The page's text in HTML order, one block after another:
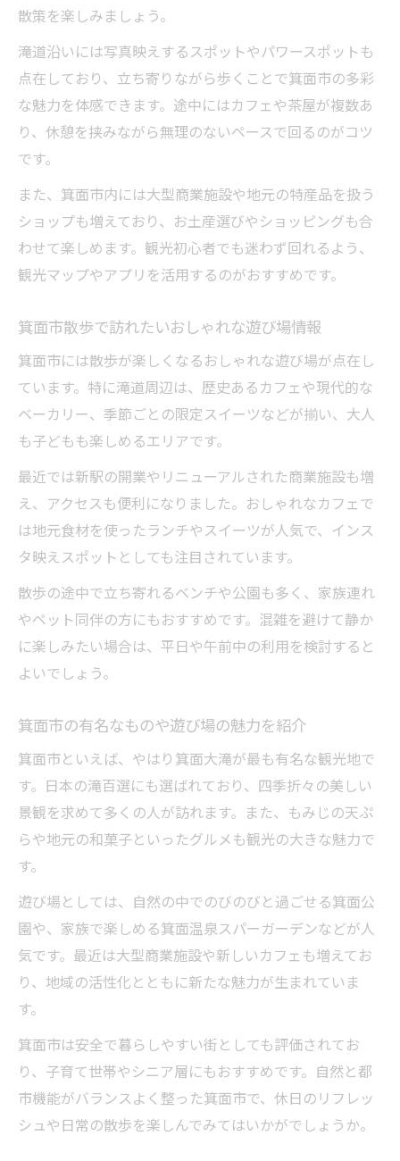
散策を楽しみましょう。
滝道沿いには写真映えするスポットやパワースポットも
点在しており、立ち寄りながら歩くことで箕面市の多彩
な魅力を体感できます。途中にはカフェや茶屋が複数あ
り、休憩を挟みながら無理のないペースで回るのがコツ
です。
また、箕面市内には大型商業施設や地元の特産品を扱う
ショップも増えており、お土産選びやショッピングも合
わせて楽しめます。観光初心者でも迷わず回れるよう、
観光マップやアプリを活用するのがおすすめです。
箕面市散歩で訪れたいおしゃれな遊び場情報
箕面市には散歩が楽しくなるおしゃれな遊び場が点在し
ています。特に滝道周辺は、歴史あるカフェや現代的な
ベーカリー、季節ごとの限定スイーツなどが揃い、大人
も子どもも楽しめるエリアです。
最近では新駅の開業やリニューアルされた商業施設も増
え、アクセスも便利になりました。おしゃれなカフェで
は地元食材を使ったランチやスイーツが人気で、インス
タ映えスポットとしても注目されています。
散歩の途中で立ち寄れるベンチや公園も多く、家族連れ
やペット同伴の方にもおすすめです。混雑を避けて静か
に楽しみたい場合は、平日や午前中の利用を検討すると
よいでしょう。
箕面市の有名なものや遊び場の魅力を紹介
箕面市といえば、やはり箕面大滝が最も有名な観光地で
す。日本の滝百選にも選ばれており、四季折々の美しい
景観を求めて多くの人が訪れます。また、もみじの天ぷ
らや地元の和菓子といったグルメも観光の大きな魅力で
す。
遊び場としては、自然の中でのびのびと過ごせる箕面公
園や、家族で楽しめる箕面温泉スパーガーデンなどが人
気です。最近は大型商業施設や新しいカフェも増えてお
り、地域の活性化とともに新たな魅力が生まれていま
す。
箕面市は安全で暮らしやすい街としても評価されてお
り、子育て世帯やシニア層にもおすすめです。自然と都
市機能がバランスよく整った箕面市で、休日のリフレッ
シュや日常の散歩を楽しんでみてはいかがでしょうか。